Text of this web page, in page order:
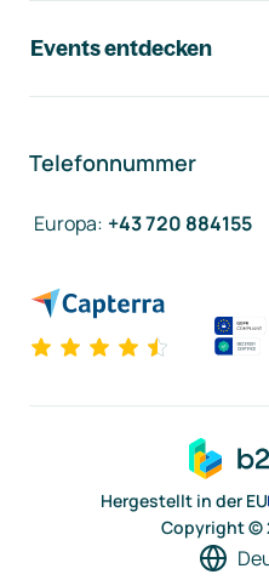
Events entdecken
Telefonnummer
Europa: +43 720 884155
Hergestellt in der EU
Copyright ©